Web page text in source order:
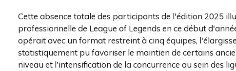
Cette absence totale des participants de l'édition 2025
professionnelle de League of Legends en ce début
opérait avec un format restreint à cinq équipes,
statistiquement pu favoriser le maintien de certains
niveau et l'intensification de la concurrence au sein des